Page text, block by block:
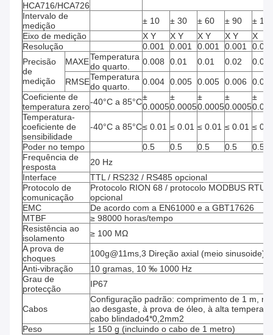
HCA716/HCA726
Intervalo de
medição
± 10 ± 30 ± 60 ± 90
±
Eixo de medição
X Y X Y X Y X Y
X
Resolução
0.001 0.001 0.001 0.001
Precisão
de
medição
MAXETemperatura
do quarto.
0.008 0.01 0.01 0.02 0.02
RMSETemperatura
do quarto.
0.004 0.005 0.005 0.006
Coeficiente de
temperatura zero-40°C a 85°C±
0.0005
±
0.0005
±
0.0005
±
0.0005
±
Temperatura-
coeficiente de
sensibilidade
-40°C a 85°C≤ 0.01 ≤ 0.01 ≤ 0.01 ≤ 0.01 ≤
Poder no tempo 0.5 0.5 0.5 0.5
0.5
Frequência de
resposta
20 Hz
Interface
TTL / RS232 / RS485 opcional
Protocolo de
comunicação
Protocolo RION 68 / protocolo MODBUS RTU
opcional
EMC
De acordo com a EN61000 e a GBT17626
MTBF
≥ 98000 horas/tempo
Resistência ao
isolamento
≥ 100 MΩ
A prova de
choques
100g@11ms,3 Direção axial (meio sinusoide)
Anti-vibração
10 gramas, 10 ‰ 1000 Hz
Grau de
protecção
IP67
Cabos
Configuração padrão: comprimento de 1 m,
ao desgaste, à prova de óleo, à alta
cabo blindado4*0,2mm2
Peso
≤ 150 g (incluindo o cabo de 1 metro)